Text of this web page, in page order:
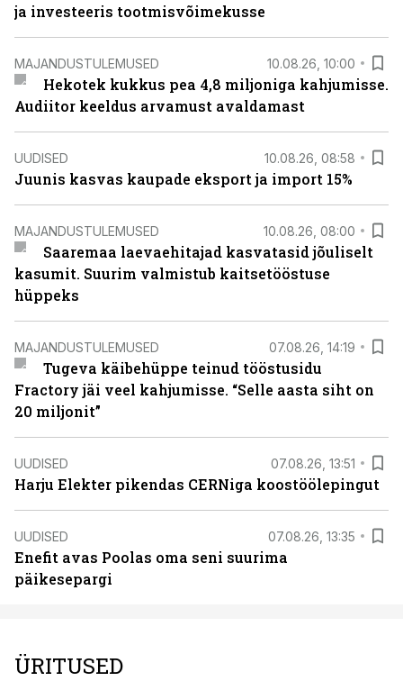
ja investeeris tootmisvõimekusse
MAJANDUSTULEMUSED 10.08.26, 10:00
Hekotek kukkus pea 4,8 miljoniga kahjumisse.
Audiitor keeldus arvamust avaldamast
UUDISED 10.08.26, 08:58
Juunis kasvas kaupade eksport ja import 15%
MAJANDUSTULEMUSED 10.08.26, 08:00
Saaremaa laevaehitajad kasvatasid jõuliselt
kasumit. Suurim valmistub kaitsetööstuse
hüppeks
MAJANDUSTULEMUSED 07.08.26, 14:19
Tugeva käibehüppe teinud tööstusidu
Fractory jäi veel kahjumisse. “Selle aasta siht on
20 miljonit”
UUDISED 07.08.26, 13:51
Harju Elekter pikendas CERNiga koostöölepingut
UUDISED 07.08.26, 13:35
Enefit avas Poolas oma seni suurima
päikesepargi
ÜRITUSED